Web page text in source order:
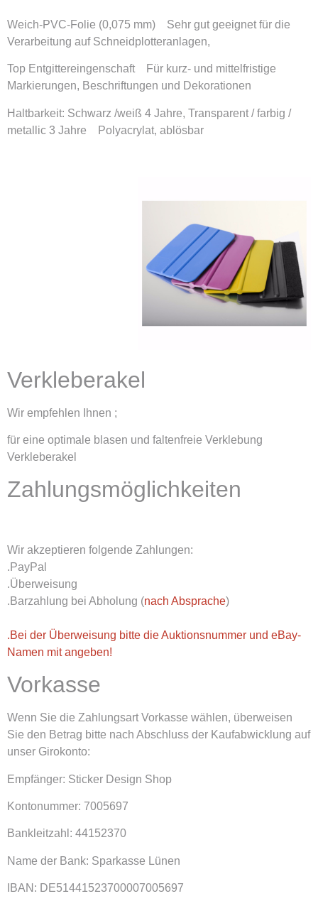
Weich-PVC-Folie (0,075 mm) Sehr gut geeignet für die
Verarbeitung auf Schneidplotteranlagen,
Top Entgittereingenschaft Für kurz- und mittelfristige
Markierungen, Beschriftungen und Dekorationen
Haltbarkeit: Schwarz /weiß 4 Jahre, Transparent / farbig /
metallic 3 Jahre Polyacrylat, ablösbar
Verkleberakel
Wir empfehlen Ihnen ;
für eine optimale blasen und faltenfreie Verklebung
Verkleberakel
Zahlungsmöglichkeiten
Wir akzeptieren folgende Zahlungen:
.PayPal
.Überweisung
.Barzahlung bei Abholung (nach Absprache)
.Bei der Überweisung bitte die Auktionsnummer und eBay-
Namen mit angeben!
Vorkasse
Wenn Sie die Zahlungsart Vorkasse wählen, überweisen
Sie den Betrag bitte nach Abschluss der Kaufabwicklung auf
unser Girokonto:
Empfänger: Sticker Design Shop
Kontonummer: 7005697
Bankleitzahl: 44152370
Name der Bank: Sparkasse Lünen
IBAN: DE51441523700007005697